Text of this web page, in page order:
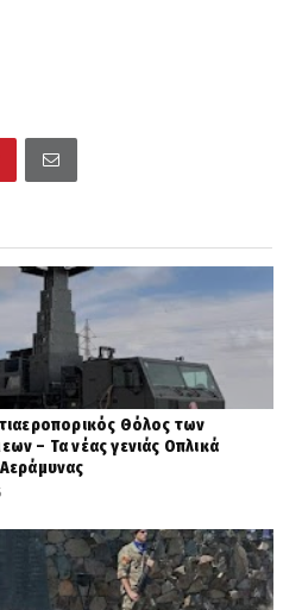
Θόλος των
– Τα νέας γενιάς Οπλικά